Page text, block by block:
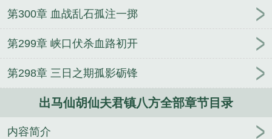
年，带着系统成为团宠
穿越古代当丫鬟
邻家妻女的
纯贫穷女读档中[贵族学院]
抢回
（兄妹骨1v1）
第300章 血战乱石孤注一掷
第299章 峡口伏杀血路初开
第298章 三日之期孤影砺锋
出马仙胡仙夫君镇八方全部章节目录
内容简介